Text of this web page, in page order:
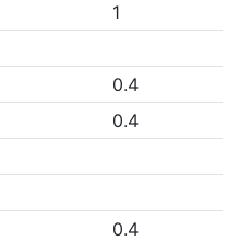
1
0.4
0.4
0.4